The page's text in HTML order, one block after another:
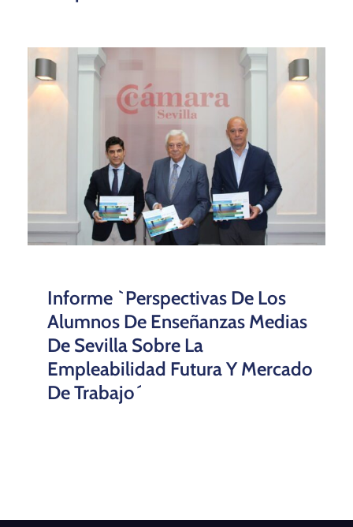
Informe `Perspectivas De Los
Alumnos De Enseñanzas Medias
De Sevilla Sobre La
Empleabilidad Futura Y Mercado
De Trabajo´